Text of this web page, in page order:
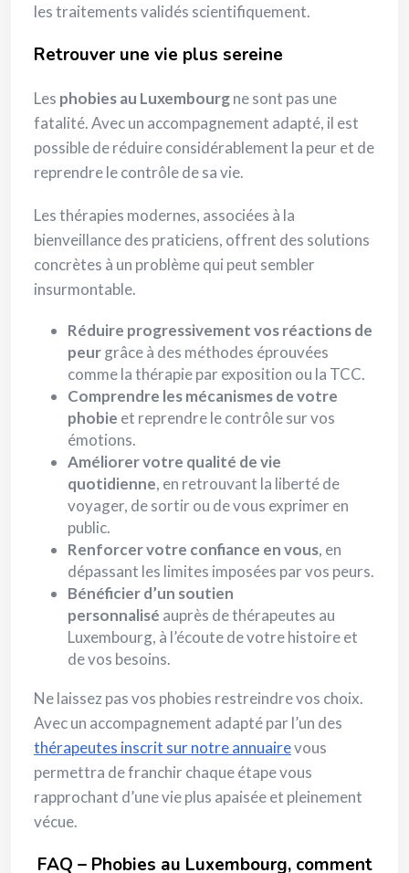
les traitements validés scientifiquement.
Retrouver une vie plus sereine
Les phobies au Luxembourgne sont pas une
fatalité. Avec un accompagnement adapté, il est
possible de réduire considérablement la peur et de
reprendre le contrôle de sa vie.
Les thérapies modernes, associées à la
bienveillance des praticiens, offrent des solutions
concrètes à un problème qui peut sembler
insurmontable.
Réduire progressivement vos réactions de
peurgrâce à des méthodes éprouvées
comme la thérapie par exposition ou la TCC.
Comprendre les mécanismes de votre
phobie et reprendre le contrôle sur vos
émotions.
Améliorer votre qualité de vie
quotidienne, en retrouvant la liberté de
voyager, de sortir ou de vous exprimer en
public.
Renforcer votre confiance en vous, en
dépassant les limites imposées par vos peurs.
Bénéficier d’un soutien
personnalisé auprès de thérapeutes au
Luxembourg, à l’écoute de votre histoire et
de vos besoins.
Ne laissez pas vos phobies restreindre vos choix.
Avec un accompagnement adapté par l’un des
thérapeutes inscrit sur notre annuairevous
permettra de franchir chaque étape vous
rapprochant d’une vie plus apaisée et pleinement
vécue.
FAQ – Phobies au Luxembourg, comment